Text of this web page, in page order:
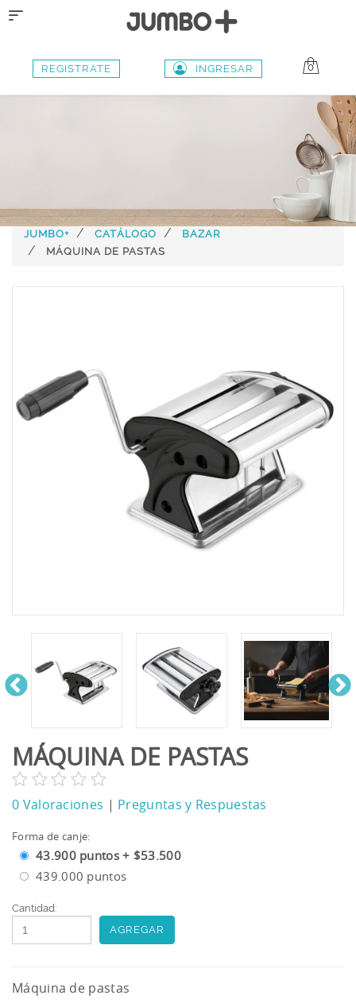
Toggle
REGISTRATE INGRESAR 0
JUMBO+ CATÁLOGO
BAZAR
MÁQUINA DE PASTAS
MÁQUINA DE PASTAS
0 Valoraciones | Preguntas y Respuestas
Forma de canje:
43.900 puntos + $53.500
439.000 puntos
Cantidad:
Máquina de pastas